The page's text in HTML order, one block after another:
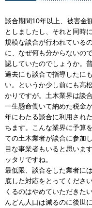
談合期間10年以上、被害金
としましたし、それと同時
規模な談合が行われている
に、なぜ何も分からないの
認していたのでしょうか。
過去にも談合で指導したに
い。というか少し前にも高
かりですが。土木業界は談
一生懸命働いて納めた税金
年にわたる談合に利用され
ちます。こんな業界に予算
ての土木業者が談合に参加
目な事業者もいると思いま
ッタリですね。
最低限、談合をした業者に
底した対応をとってくださ
くるのはやめていただきた
んどん人口は減るのに後世